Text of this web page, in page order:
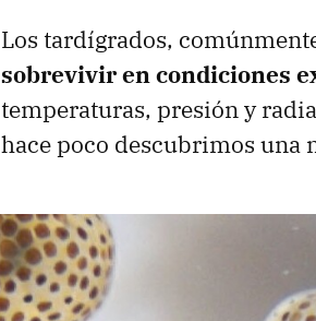
Los tardígrados,
sobrevivir en condiciones
temperaturas, presión y
hace poco descubrimos una